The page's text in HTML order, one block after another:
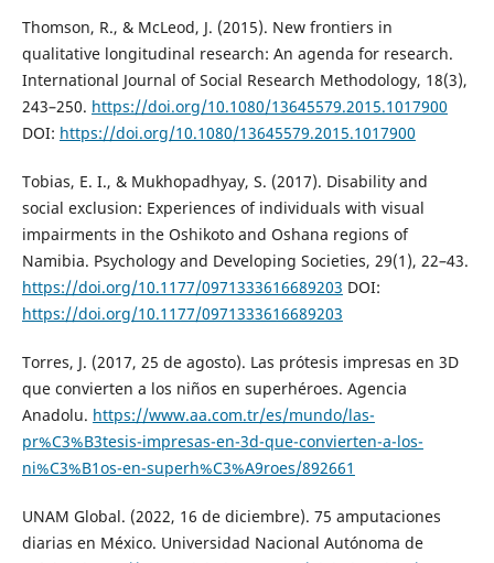
Thomson, R., & McLeod, J. (2015). New frontiers in
qualitative longitudinal research: An agenda for research.
International Journal of Social Research Methodology, 18(3),
243–250. https://doi.org/10.1080/13645579.2015.1017900
DOI: https://doi.org/10.1080/13645579.2015.1017900
Tobias, E. I., & Mukhopadhyay, S. (2017). Disability and
social exclusion: Experiences of individuals with visual
impairments in the Oshikoto and Oshana regions of
Namibia. Psychology and Developing Societies, 29(1), 22–43.
https://doi.org/10.1177/0971333616689203 DOI:
https://doi.org/10.1177/0971333616689203
Torres, J. (2017, 25 de agosto). Las prótesis impresas en 3D
que convierten a los niños en superhéroes. Agencia
Anadolu. https://www.aa.com.tr/es/mundo/las-
pr%C3%B3tesis-impresas-en-3d-que-convierten-a-los-
ni%C3%B1os-en-superh%C3%A9roes/892661
UNAM Global. (2022, 16 de diciembre). 75 amputaciones
diarias en México. Universidad Nacional Autónoma de